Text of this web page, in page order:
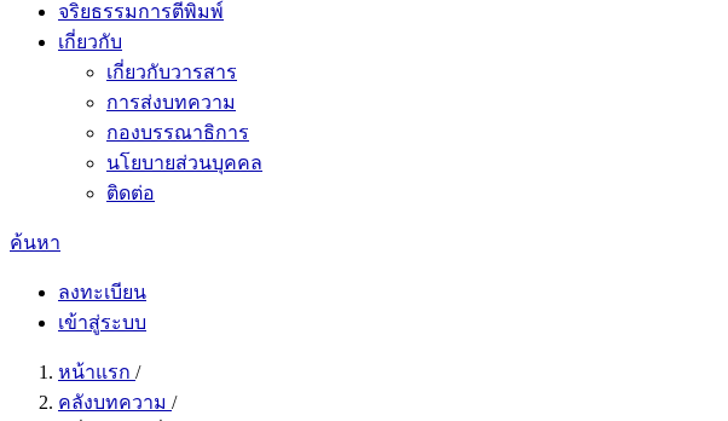
จริยธรรมการตีพิมพ์
เกี่ยวกับ
เกี่ยวกับวารสาร
การส่งบทความ
กองบรรณาธิการ
นโยบายส่วนบุคคล
ติดต่อ
ค้นหา
ลงทะเบียน
เข้าสู่ระบบ
หน้าแรก /
คลังบทความ /